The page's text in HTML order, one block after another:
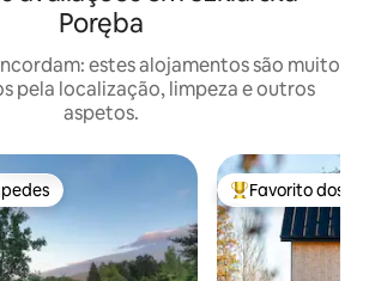
Poręba
estes alojamentos são muito
pela localização, limpeza e outros
aspetos.
Favoritos dos
Favorito dos